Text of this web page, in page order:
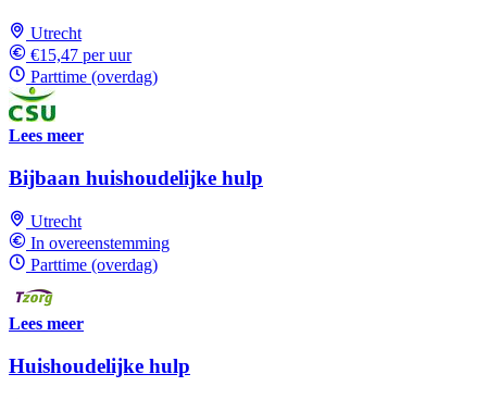
Utrecht
€15,47 per uur
Parttime (overdag)
Lees meer
Bijbaan huishoudelijke hulp
Utrecht
In overeenstemming
Parttime (overdag)
Lees meer
Huishoudelijke hulp